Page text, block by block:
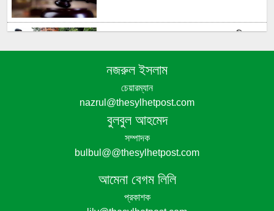
গণঅভ্যুত্থানের চেতনায় দেশ গড়ার অঙ্গীকার
বিএনপির- জিকে গউছ
পঞ্চগড়ে ইয়াবা সহ গ্রেপ্তার যুবদল নেতা
পঞ্চগড়ে এক শিক্ষককে গাছে বেঁধে মধ্যযুগীয়
কায়দায় নির্যাতন, থানায় এজাহার দায়ের
শেখ হাসিনার দুঃসাহসিক ডিসেম্বর অভিযাত্রা
নজরুল ইসলাম
চেয়ারম্যান
nazrul@thesylhetpost.com
বুলবুল আহমেদ
সম্পাদক
bulbul@@thesylhetpost.com
আমেনা বেগম লিলি
প্রকাশক